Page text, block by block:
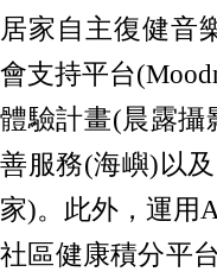
居家自主復健音
會支持平台
體驗計畫(晨露攝
善服務(海嶼)以
家)。此外，運用
社區健康積分平